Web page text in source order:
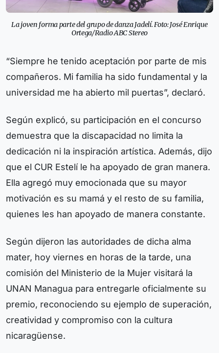
La joven forma parte del grupo de danza Jadelí. Foto: José Enrique
Ortega/Radio ABC Stereo
“Siempre he tenido aceptación por parte de mis
compañeros. Mi familia ha sido fundamental y la
universidad me ha abierto mil puertas”, declaró.
Según explicó, su participación en el concurso
demuestra que la discapacidad no limita la
dedicación ni la inspiración artística. Además, dijo
que el CUR Estelí le ha apoyado de gran manera.
Ella agregó muy emocionada que su mayor
motivación es su mamá y el resto de su familia,
quienes les han apoyado de manera constante.
Según dijeron las autoridades de dicha alma
mater, hoy viernes en horas de la tarde, una
comisión del Ministerio de la Mujer visitará la
UNAN Managua para entregarle oficialmente su
premio, reconociendo su ejemplo de superación,
creatividad y compromiso con la cultura
nicaragüense.